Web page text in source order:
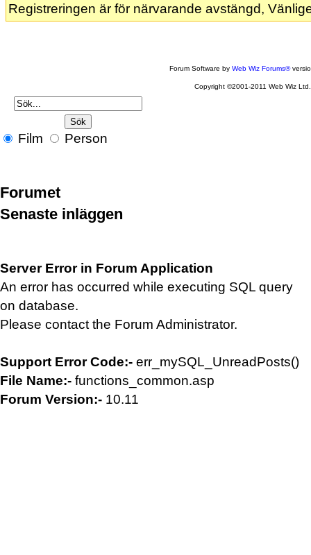
Registreringen är för närvarande avstängd,
Forum Software byWeb Wiz Forums®
Copyright ©2001-2011 Web Wiz Ltd.
Film Person
Forumet
Senaste inläggen
Server Error in Forum Application
An error has occurred while executing SQL query
on database.
Please contact the Forum Administrator.
Support Error Code:- err_mySQL_UnreadPosts()
File Name:- functions_common.asp
Forum Version:- 10.11